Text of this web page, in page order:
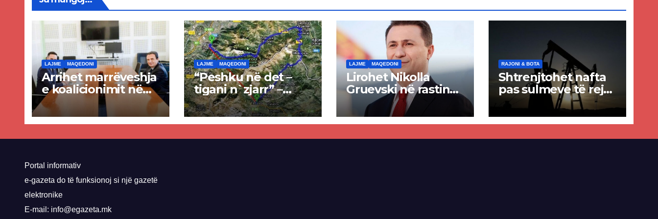
LAJME MAQEDONI
Arrihet marrëveshja
e koalicionimit në
parim mes Kurtit
dhe Abdixhikut
LAJME MAQEDONI
“Peshku në det –
tigani n`zjarr” –
Ende pa u kryer
projekti i tunelit,
komuna e Tetovës
nis punimet për
LAJME MAQEDONI
Lirohet Nikolla
Gruevski në rastin
“Talir 2”, gjykata
rrëzon akuzat për
ndërtimin e
paligjshëm të selisë
RAJONI & BOTA
Shtrenjtohet nafta
pas sulmeve të reja
SHBA–Iran
Portal informativ
e-gazeta do të funksionoj si një gazetë
elektronike
E-mail: info@egazeta.mk